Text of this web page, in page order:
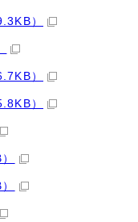
）
）
）